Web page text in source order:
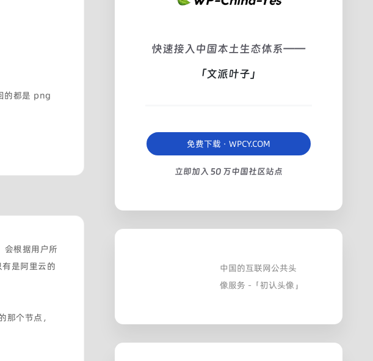
的都是 png
会根据用户所
是阿里云的
个节点，
快速接入中国本土生态体系——
「文派叶子」
免费下载 · WPCY.COM
立即加入 50 万中国社区站点
中国的互联网公共头
像服务 -「初认头像」